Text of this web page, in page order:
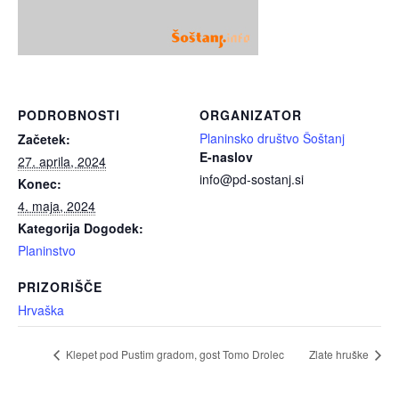
PODROBNOSTI
Začetek:
27. aprila, 2024
Konec:
4. maja, 2024
Kategorija Dogodek:
Planinstvo
PRIZORIŠČE
Hrvaška
ORGANIZATOR
Planinsko društvo Šoštanj
E-naslov
info@pd-sostanj.si
Klepet pod Pustim gradom, gost Tomo Drolec Zlate hruške